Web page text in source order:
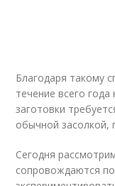
Благодаря такому
течение всего
заготовки
обычной засолкой,
Сегодня
сопровождаются